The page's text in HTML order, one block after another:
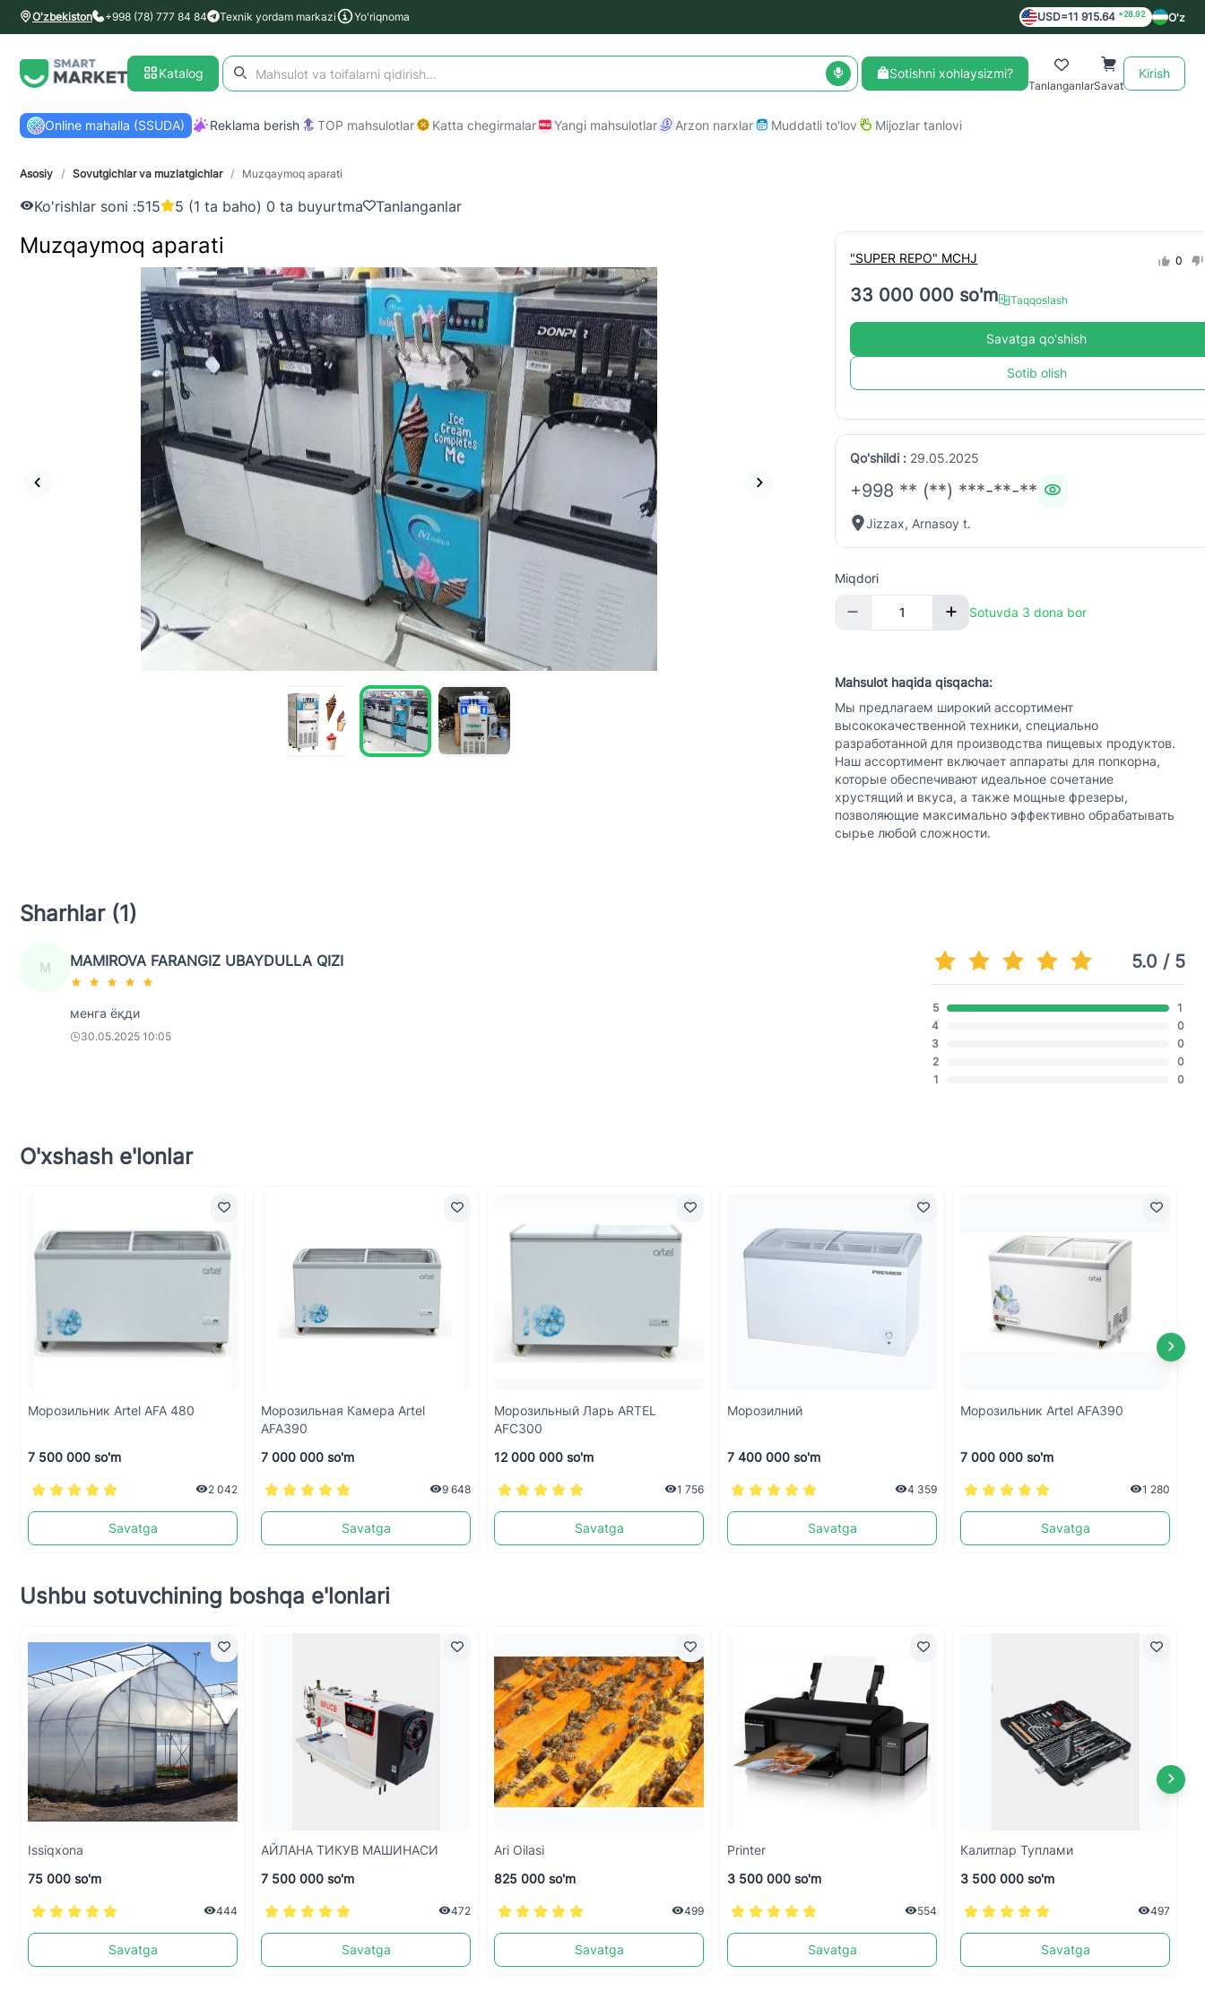
O'zbekiston +998 (78) 777 84 84 Texnik yordam markazi Yo'riqnoma USD=11 915.64 +28.92 O'z
Katalog Sotishni xohlaysizmi?
TanlanganlarSavat
Kirish
Online mahalla (SSUDA) Reklama berish TOP mahsulotlar Katta chegirmalar Yangi mahsulotlar Arzon narxlar Muddatli to'lov Mijozlar tanlovi
Asosiy / Sovutgichlar va muzlatgichlar / Muzqaymoq aparati
Ko'rishlar soni :515 5 (1 ta baho) 0 ta buyurtma Tanlanganlar
Muzqaymoq aparati "SUPER REPO" MCHJ 0
33 000 000 so'm Taqqoslash
Savatga qo'shish
Sotib olish
Qo'shildi : 29.05.2025
+998 ** (**) ***-**-**
Jizzax, Arnasoy t.
Miqdori
Sotuvda 3 dona bor
Mahsulot haqida qisqacha:
Мы предлагаем широкий ассортимент
высококачественной техники, специально
разработанной для производства пищевых продуктов.
Наш ассортимент включает аппараты для попкорна,
которые обеспечивают идеальное сочетание
хрустящий и вкуса, а также мощные фрезеры,
позволяющие максимально эффективно обрабатывать
сырье любой сложности.
Sharhlar (1)
M MAMIROVA FARANGIZ UBAYDULLA QIZI
менга ёқди
30.05.2025 10:05
5.0 / 5
5
1
4
0
3
0
2
0
1
0
O'xshash e'lonlar
Морозильник Artel AFA 480
7 500 000 so'm
2 042
Savatga
Морозильная Камера Artel
AFA390
7 000 000 so'm
9 648
Savatga
Морозильный Ларь ARTEL
AFC300
12 000 000 so'm
1 756
Savatga
Морозилний
7 400 000 so'm
4 359
Savatga
Морозильник Artel AFA390
7 000 000 so'm
1 280
Savatga
Ushbu sotuvchining boshqa e'lonlari
Issiqxona
75 000 so'm
444
Savatga
АЙЛАНА ТИКУВ МАШИНАСИ
7 500 000 so'm
472
Savatga
Ari Oilasi
825 000 so'm
499
Savatga
Printer
3 500 000 so'm
554
Savatga
Калитлар Туплами
3 500 000 so'm
497
Savatga